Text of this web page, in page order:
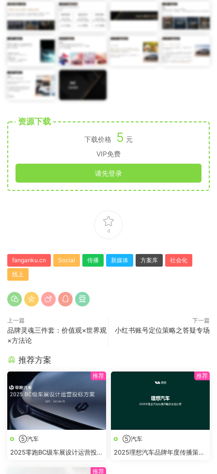
资源下载
下载价格 5 元
VIP免费
请先登录
4
fanganku.cn Social 传播 新媒体 方案库
社会化
线上
上一篇
品牌灵魂三件套：价值观×世界观
×方法论
下一篇
小红书账号定位策略之答疑专场
推荐方案
⑤汽车
2025零跑BC级车展设计运营投标
⑤汽车
2025理想汽车品牌年度传播策略